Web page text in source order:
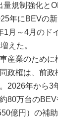
量規制強化と
年にBEVの
1月～4月のド
えた。
産業のため
政権は、前
2026年から3
80万台のBEV
億円）の補